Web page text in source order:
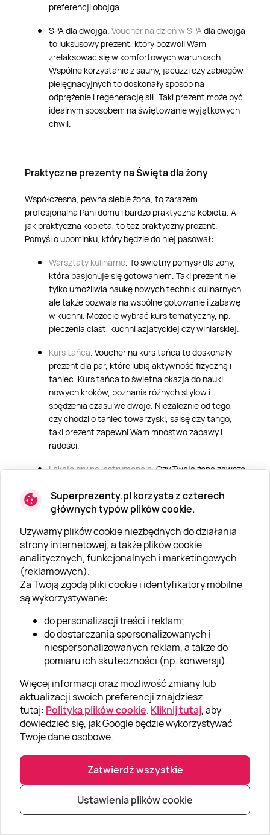
Superprezenty.pl korzysta z czterech
głównych typów plików cookie.
Używamy plików cookie niezbędnych do działania
strony internetowej, a także plików cookie
analitycznych, funkcjonalnych i marketingowych
(reklamowych).
Za Twoją zgodą pliki cookie i identyfikatory mobilne
są wykorzystywane:
do personalizacji treści i reklam;
do dostarczania spersonalizowanych i
niespersonalizowanych reklam, a także do
pomiaru ich skuteczności (np. konwersji).
Więcej informacji oraz możliwość zmiany lub
aktualizacji swoich preferencji znajdziesz
tutaj: Polityka plików cookie. Kliknij tutaj, aby
dowiedzieć się, jak Google będzie wykorzystywać
Twoje dane osobowe.
Zatwierdź wszystkie
Ustawienia plików cookie
preferencji obojga.
SPA dla dwojga. Voucher na dzień w SPAdla dwojga
to luksusowy prezent, który pozwoli Wam
zrelaksować się w komfortowych warunkach.
Wspólne korzystanie z sauny, jacuzzi czy zabiegów
pielęgnacyjnych to doskonały sposób na
odprężenie i regenerację sił. Taki prezent może być
idealnym sposobem na świętowanie wyjątkowych
chwil.
Praktyczne prezenty na Święta dla żony
Współczesna, pewna siebie żona, to zarazem
profesjonalna Pani domu i bardzo praktyczna kobieta. A
jak praktyczna kobieta, to też praktyczny prezent.
Pomyśl o upominku, który będzie do niej pasował:
Warsztaty kulinarne. To świetny pomysł dla żony,
która pasjonuje się gotowaniem. Taki prezent nie
tylko umożliwia naukę nowych technik kulinarnych,
ale także pozwala na wspólne gotowanie i zabawę
w kuchni. Możecie wybrać kurs tematyczny, np.
pieczenia ciast, kuchni azjatyckiej czy winiarskiej.
Kurs tańca. Voucher na kurs tańca to doskonały
prezent dla par, które lubią aktywność fizyczną i
taniec. Kurs tańca to świetna okazja do nauki
nowych kroków, poznania różnych stylów i
spędzenia czasu we dwoje. Niezależnie od tego,
czy chodzi o taniec towarzyski, salsę czy tango,
taki prezent zapewni Wam mnóstwo zabawy i
radości.
Lekcje gry na instrumencie. Czy Twoja żona zawsze
perkusji? Taki kurs nie tylko rozwija talent
muzyczny, ale także daje możliwość osobistego
która może wzbogacić życie i przynieść wiele
radości.
Wyjście do
prezent, który pozwoli na cieszenie się kulturą i
sztuką w wyjątkowy sposób. Wybierz spektakl,
doskonała okazja do spędzenia czasu w
eleganckim otoczeniu i delektowania się wysokiej
klasy występami.
Jak wybrać idealny prezent na Święta dla żony?
Czasami wybór idealnego prezentu gwiazdkowego dla
żony nastręcza nie lada problemów. Aby ich uniknąć
warto kierować się takimi wskazówkami jak:
zainteresowania i pasja - zastanów się, co Twoja
przemyśl, czego jej brakuje – przypomnij sobie, czy